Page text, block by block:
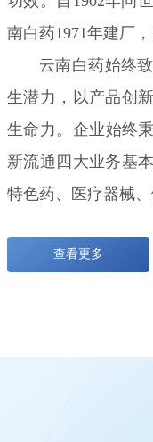
南白药1971年建厂
云南白药始终
生潜力，以产品创
生命力。企业始终
新流通四大业务基
特色药、医疗器械
查看更多